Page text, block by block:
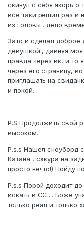
скинул с себя якорь о
все таки решил раз и
из головы , дело
Зато и сделал доброе
девушкой , давняя
правда через вк, и то
через его страницу,
приглашать на
и покой.
P.S Продолжить свой
высоком.
P.s.s Нашел сноуборд
Катана , сакура на
просто нечто!) Пойду
P.s.s Порой доходит
искать в СС.... Боже
только реал и только